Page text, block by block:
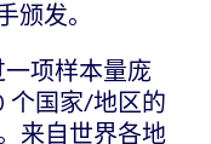
颁发。
项样本量庞
个国家/地区的
来自世界各地